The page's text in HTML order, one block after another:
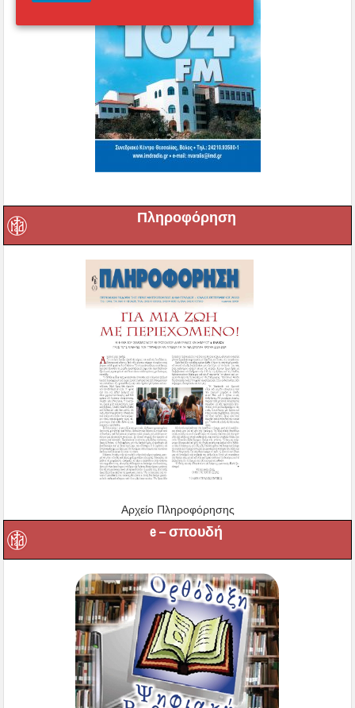
Πληροφόρηση
Αρχείο Πληροφόρησης
e – σπουδή